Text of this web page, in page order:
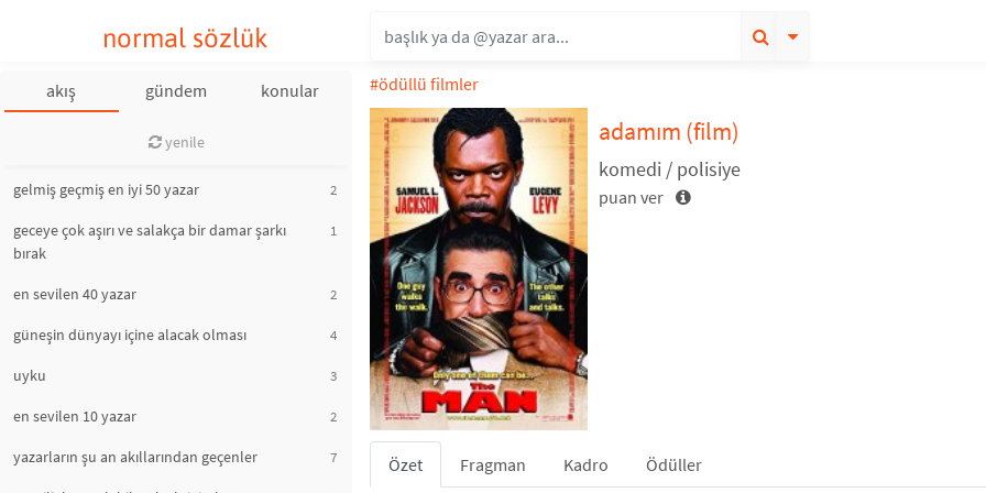
normal sözlük
akış gündem konular
yenile
gelmiş geçmiş en iyi 50 yazar 2
geceye çok aşırı ve salakça bir damar şarkı
bırak
1
en sevilen 40 yazar 2
güneşin dünyayı içine alacak olması 4
uyku 3
en sevilen 10 yazar 2
yazarların şu an akıllarından geçenler 7
#ödüllü filmler
adamım (film)
komedi / polisiye
puan ver
Özet Fragman Kadro Ödüller